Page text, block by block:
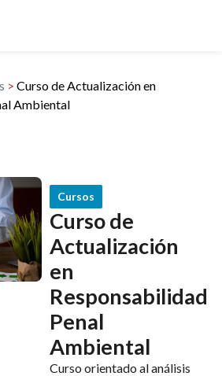
> Curso de Actualización en
Ambiental
Cursos
Curso de
Actualización
en
Responsabilidad
Penal
Ambiental
Curso orientado al análisis